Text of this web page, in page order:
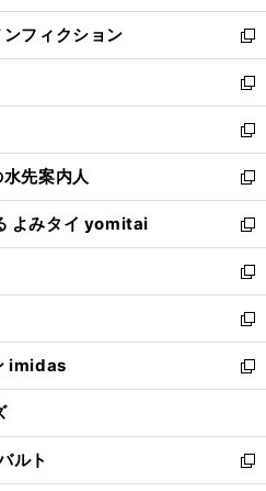
開
く
ウ
で
開
く
ン
ド
ウ
で
開
く
ウ
ィ
ン
ド
ウ
で
開
く
フィクション
新
し
い
ウ
ィ
ン
ド
ウ
で
開
く
新
し
い
ウ
ィ
ン
ド
ウ
で
開
く
新
し
い
ウ
ィ
ン
ド
ウ
で
開
く
先案内人
新
し
い
ウ
ィ
ン
ド
ウ
で
開
よみタイ yomitai
新
し
い
ウ
ィ
ン
ド
ウ
開
く
新
し
い
ウ
ィ
ン
ウ
で
開
新
し
い
ウ
ン
ド
ウ
imidas
新
し
ウ
ィ
ン
ルト
新